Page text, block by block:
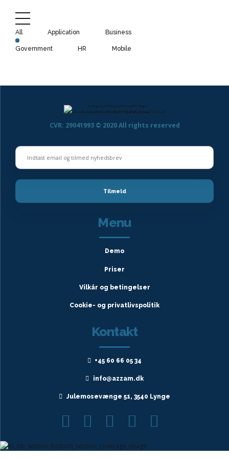
All Application Business
Government HR Mobile
CVR: 29041993 © 2020 All rights reserved
Menu
Demo
Priser
Vilkår og betingelser
Cookie- og privatlivspolitik
Kontakt
+45 60 66 05 34
info@azzam.dk
Julemosevænge 51, 3540 Lynge